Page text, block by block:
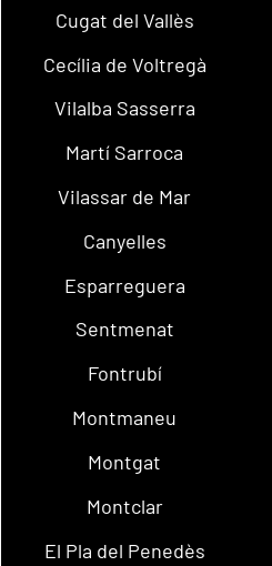
Cugat del Vallès
Cecília de Voltregà
Vilalba Sasserra
Martí Sarroca
Vilassar de Mar
Canyelles
Esparreguera
Sentmenat
Fontrubí
Montmaneu
Montgat
Montclar
El Pla del Penedès